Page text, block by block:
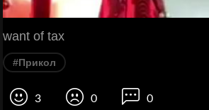
want of tax
#Прикол
3 0 0